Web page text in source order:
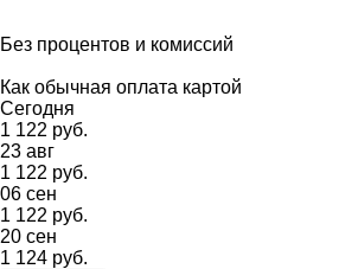
Без процентов и комиссий
Как обычная оплата картой
Сегодня
1 122 руб.
23 авг
1 122 руб.
06 сен
1 122 руб.
20 сен
1 124 руб.